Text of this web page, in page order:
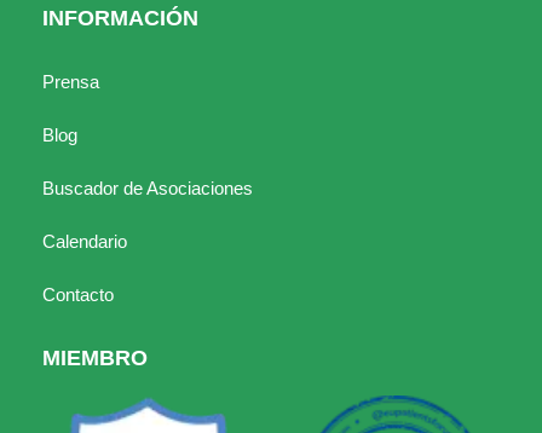
INFORMACIÓN
Prensa
Blog
Buscador de Asociaciones
Calendario
Contacto
MIEMBRO